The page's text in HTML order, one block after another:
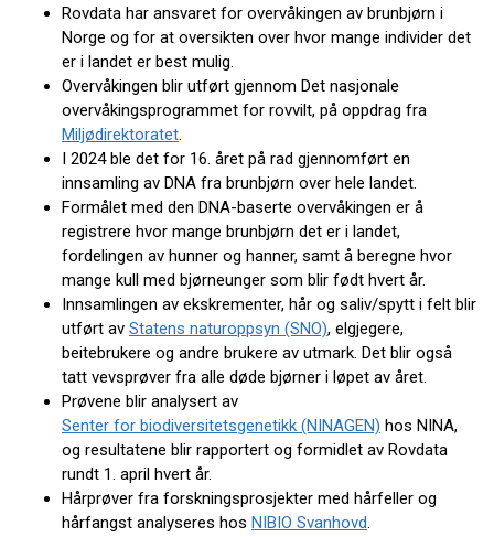
Rovdata har ansvaret for overvåkingen av brunbjørn i
Norge og for at oversikten over hvor mange individer det
er i landet er best mulig.
Overvåkingen blir utført gjennom Det nasjonale
overvåkingsprogrammet for rovvilt, på oppdrag fra
Miljødirektoratet.
I 2024 ble det for 16. året på rad gjennomført en
innsamling av DNA fra brunbjørn over hele landet.
Formålet med den DNA-baserte overvåkingen er å
registrere hvor mange brunbjørn det er i landet,
fordelingen av hunner og hanner, samt å beregne hvor
mange kull med bjørneunger som blir født hvert år.
Innsamlingen av ekskrementer, hår og saliv/spytt i felt blir
utført av Statens naturoppsyn (SNO), elgjegere,
beitebrukere og andre brukere av utmark. Det blir også
tatt vevsprøver fra alle døde bjørner i løpet av året.
Prøvene blir analysert av
Senter for biodiversitetsgenetikk (NINAGEN) hos NINA,
og resultatene blir rapportert og formidlet av Rovdata
rundt 1. april hvert år.
Hårprøver fra forskningsprosjekter med hårfeller og
hårfangst analyseres hos NIBIO Svanhovd.